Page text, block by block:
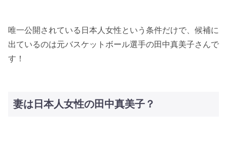
唯一公開されている日本人女性という条件だけで、候補に
出ているのは元バスケットボール選手の田中真美子さんで
す！
妻は日本人女性の田中真美子？